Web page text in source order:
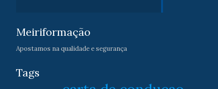
Meiriformação
Apostamos na qualidade e segurança
Tags